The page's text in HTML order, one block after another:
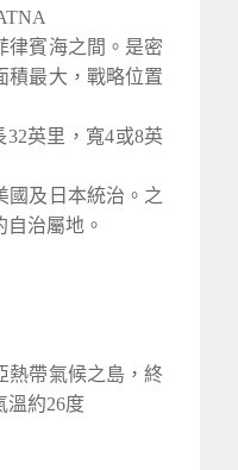
賓海之間。是密
積最大，戰略位置
英里，寬4或8英
及日本統治。之
治屬地。
帶氣候之島，終
溫約26度